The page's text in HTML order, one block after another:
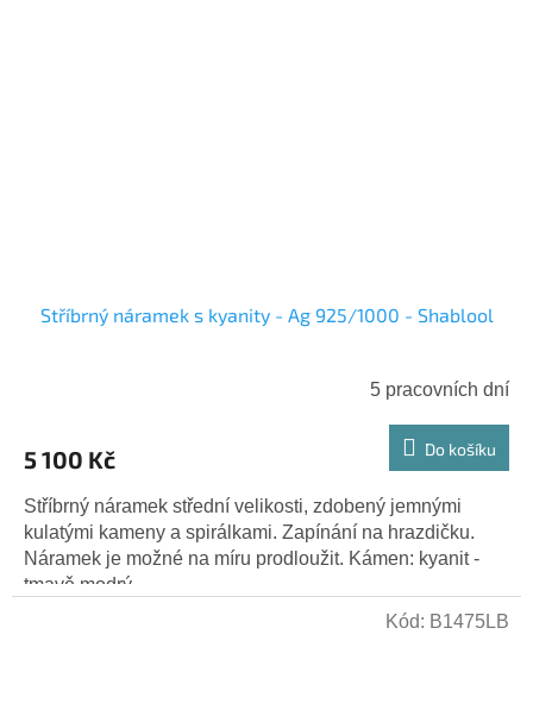
Stříbrný náramek s kyanity - Ag 925/1000 - Shablool
5 pracovních dní
5 100 Kč Do košíku
Stříbrný náramek střední velikosti, zdobený jemnými
kulatými kameny a spirálkami. Zapínání na hrazdičku.
Náramek je možné na míru prodloužit. Kámen: kyanit -
tmavě modrý...
Kód: B1475LB